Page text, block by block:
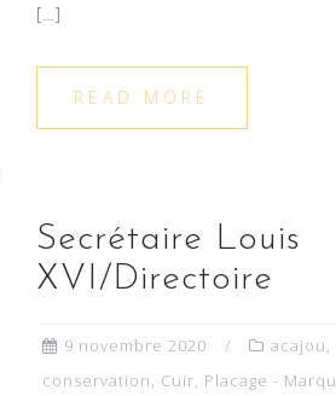
[…]
READ MORE
Secrétaire Louis
XVI/Directoire
9 novembre 2020 acajou,
conservation, Cuir, Placage -